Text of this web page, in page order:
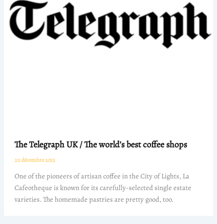
The Telegraph UK / The world’s best coffee shops
22 décembre 2015
One of the pioneers of artisan coffee in the City of Lights, La
Cafeotheque is known for its carefully-selected single estate
varieties. The homemade pastries are pretty good, too.